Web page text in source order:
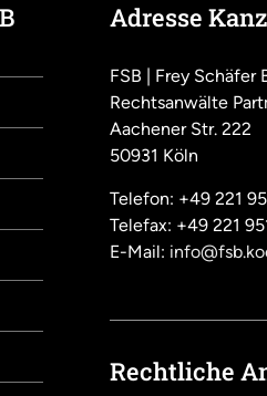
Adresse
FSB | Frey Schäfer
Rechtsanwälte
Aachener Str. 222
50931 Köln
Telefon: +49 221
Telefax: +49 221
E-Mail:
Rechtliche